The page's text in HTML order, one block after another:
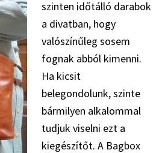
szinten időtálló darabok
a divatban, hogy
valószínűleg sosem
fognak abból kimenni.
Ha kicsit
belegondolunk, szinte
bármilyen alkalommal
tudjuk viselni ezt a
kiegészítőt. A Bagbox